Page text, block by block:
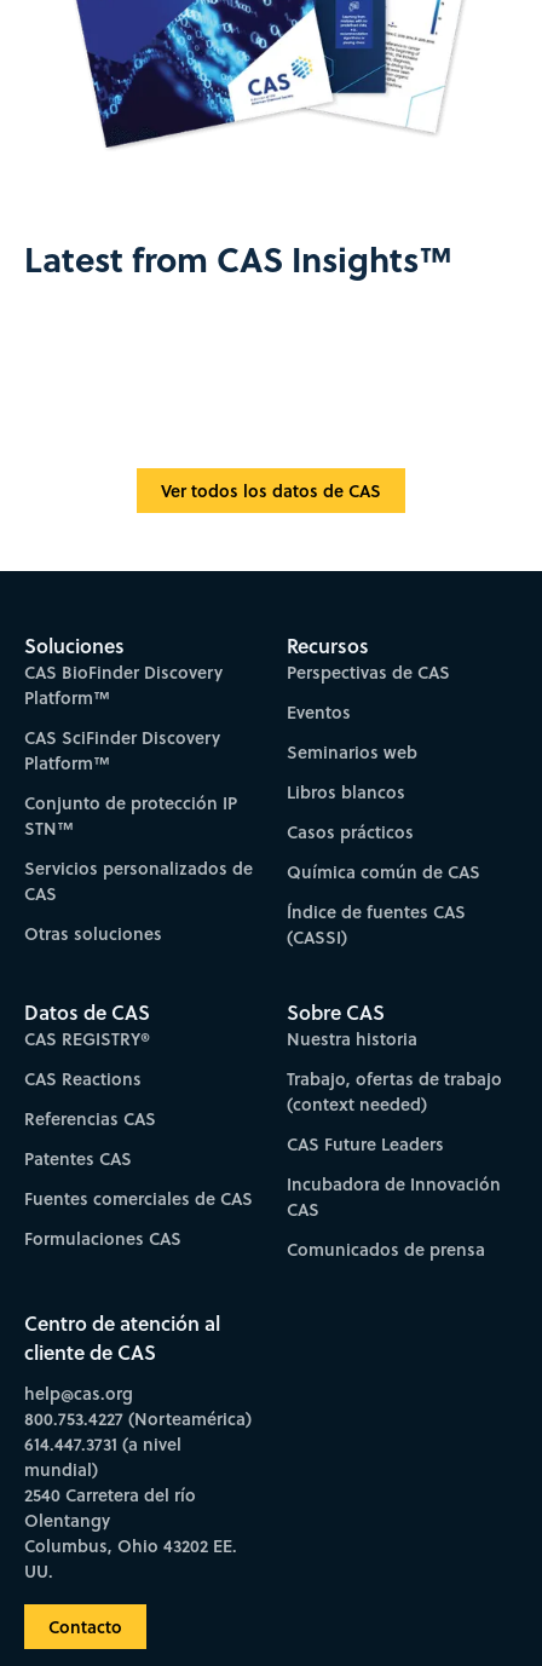
Latest from CAS Insights™
Ver todos los datos de CAS
Soluciones
CAS BioFinder Discovery
Platform™
CAS SciFinder Discovery
Platform™
Conjunto de protección IP
STN™
Servicios personalizados de
CAS
Otras soluciones
Recursos
Perspectivas de CAS
Eventos
Seminarios web
Libros blancos
Casos prácticos
Química común de CAS
Índice de fuentes CAS
(CASSI)
Datos de CAS
CAS REGISTRY®
CAS Reactions
Referencias CAS
Patentes CAS
Fuentes comerciales de CAS
Formulaciones CAS
Sobre CAS
Nuestra historia
Trabajo, ofertas de trabajo
(context needed)
CAS Future Leaders
Incubadora de Innovación
CAS
Comunicados de prensa
Centro de atención al
cliente de CAS
help@cas.org
800.753.4227 (Norteamérica)
614.447.3731 (a nivel
mundial)
2540 Carretera del río
Olentangy
Columbus, Ohio 43202 EE.
UU.
Contacto